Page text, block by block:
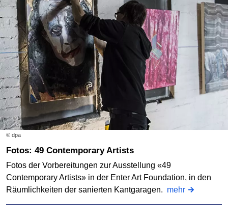
© dpa
Fotos: 49 Contemporary Artists
Fotos der Vorbereitungen zur Ausstellung «49
Contemporary Artists» in der Enter Art Foundation, in den
Räumlichkeiten der sanierten Kantgaragen. mehr